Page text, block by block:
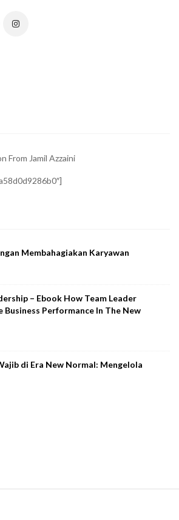
From Jamil Azzaini
Membahagiakan Karyawan
– Ebook How Team Leader
Business Performance In The New
di Era New Normal: Mengelola